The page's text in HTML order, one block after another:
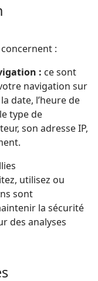
:
: ce sont
navigation sur
date, l’heure de
type de
son adresse IP,
utilisez ou
sont
la sécurité
des analyses